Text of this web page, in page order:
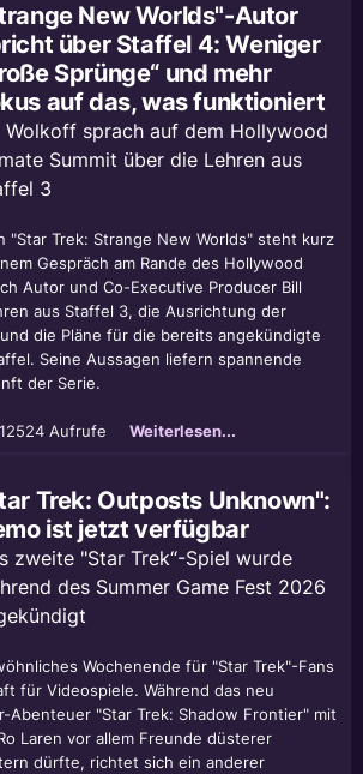
New Worlds"-Autor
über Staffel 4: Weniger
Sprünge“ und mehr
auf das, was funktioniert
Wolkoff sprach auf dem Hollywood
Summit über die Lehren aus
3
"Star Trek: Strange New Worlds" steht kurz
Gespräch am Rande des Hollywood
Autor und Co-Executive Producer Bill
aus Staffel 3, die Ausrichtung der
die Pläne für die bereits angekündigte
Seine Aussagen liefern spannende
der Serie.
12524 Aufrufe Weiterlesen...
Trek: Outposts Unknown":
ist jetzt verfügbar
zweite "Star Trek“-Spiel wurde
des Summer Game Fest 2026
Wochenende für "Star Trek"-Fans
für Videospiele. Während das neu
Abenteuer "Star Trek: Shadow Frontier" mit
Laren vor allem Freunde düsterer
dürfte, richtet sich ein anderer